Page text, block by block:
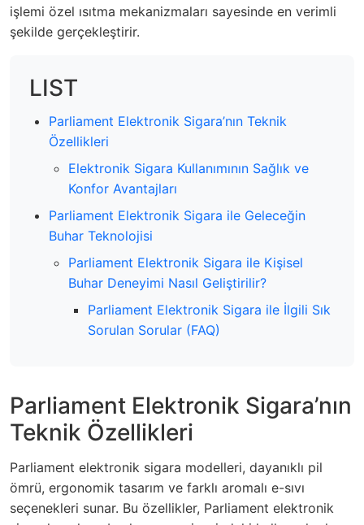
işlemi özel ısıtma mekanizmaları sayesinde en verimli
şekilde gerçekleştirir.
LIST
Parliament Elektronik Sigara’nın Teknik
Özellikleri
Elektronik Sigara Kullanımının Sağlık ve
Konfor Avantajları
Parliament Elektronik Sigara ile Geleceğin
Buhar Teknolojisi
Parliament Elektronik Sigara ile Kişisel
Buhar Deneyimi Nasıl Geliştirilir?
Parliament Elektronik Sigara ile İlgili Sık
Sorulan Sorular (FAQ)
Parliament Elektronik Sigara’nın
Teknik Özellikleri
Parliament elektronik sigara modelleri, dayanıklı pil
ömrü, ergonomik tasarım ve farklı aromalı e-sıvı
seçenekleri sunar. Bu özellikler, Parliament elektronik